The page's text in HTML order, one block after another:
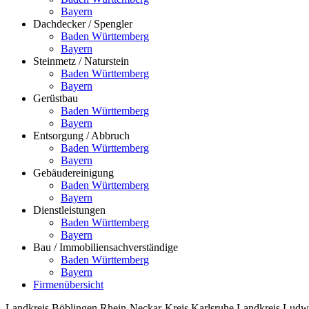
Bayern
Dachdecker / Spengler
Baden Württemberg
Bayern
Steinmetz / Naturstein
Baden Württemberg
Bayern
Gerüstbau
Baden Württemberg
Bayern
Entsorgung / Abbruch
Baden Württemberg
Bayern
Gebäudereinigung
Baden Württemberg
Bayern
Dienstleistungen
Baden Württemberg
Bayern
Bau / Immobiliensachverständige
Baden Württemberg
Bayern
Firmenübersicht